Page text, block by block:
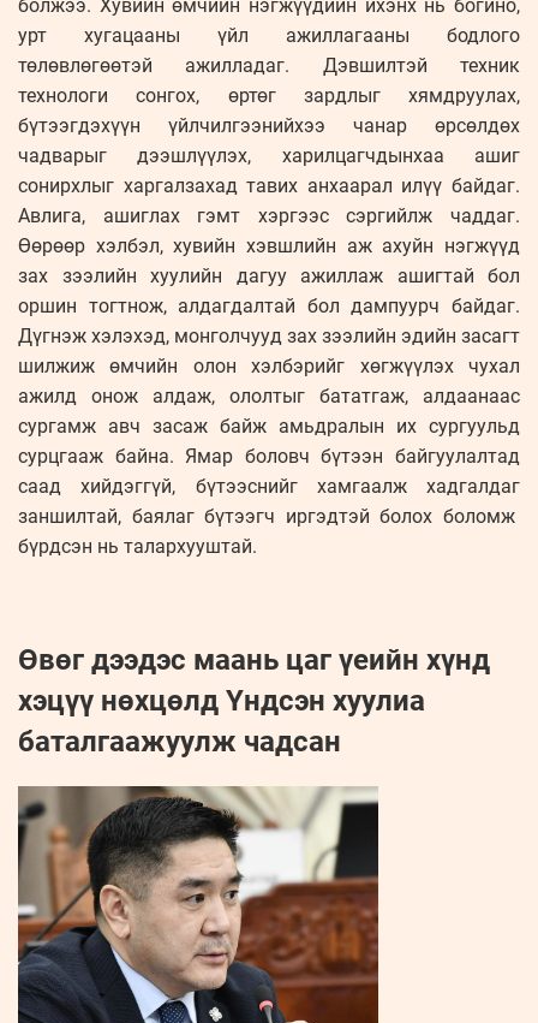
болжээ. Хувийн өмчийн нэгжүүдийн ихэнх нь богино,
урт хугацааны үйл ажиллагааны бодлого
төлөвлөгөөтэй ажилладаг. Дэвшилтэй техник
технологи сонгох, өртөг зардлыг хямдруулах,
бүтээгдэхүүн үйлчилгээнийхээ чанар өрсөлдөх
чадварыг дээшлүүлэх, харилцагчдынхаа ашиг
сонирхлыг харгалзахад тавих анхаарал илүү байдаг.
Авлига, ашиглах гэмт хэргээс сэргийлж чаддаг.
Өөрөөр хэлбэл, хувийн хэвшлийн аж ахуйн нэгжүүд
зах зээлийн хуулийн дагуу ажиллаж ашигтай бол
оршин тогтнож, алдагдалтай бол дампуурч байдаг.
Дүгнэж хэлэхэд, монголчууд зах зээлийн эдийн засагт
шилжиж өмчийн олон хэлбэрийг хөгжүүлэх чухал
ажилд онож алдаж, ололтыг бататгаж, алдаанаас
сургамж авч засаж байж амьдралын их сургуульд
сурцгааж байна. Ямар боловч бүтээн байгуулалтад
саад хийдэггүй, бүтээснийг хамгаалж хадгалдаг
заншилтай, баялаг бүтээгч иргэдтэй болох боломж
бүрдсэн нь талархууштай.
Өвөг дээдэс маань цаг үеийн хүнд
хэцүү нөхцөлд Үндсэн хуулиа
баталгаажуулж чадсан